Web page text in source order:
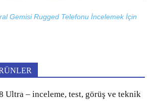
Gemisi Rugged Telefonu İncelemek İçin
Ultra – inceleme, test, görüş ve teknik